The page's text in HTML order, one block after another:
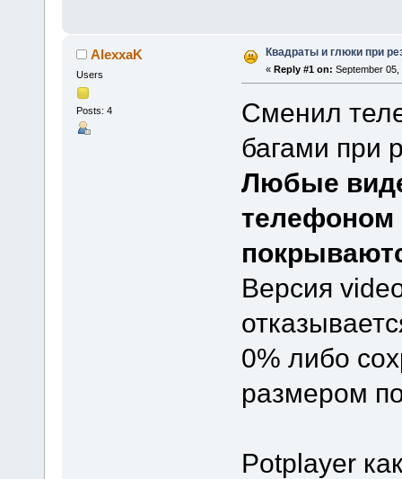
AlexxaK
Users
Posts: 4
Квадраты и глюки при
« Reply #1 on: September 05,
Сменил
багами при
Любые
телефоном
Версия
0% либо
размером
Potplayer